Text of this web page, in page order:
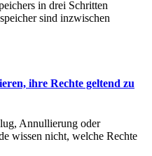
in drei Schritten
sind inzwischen
ihre Rechte geltend zu
Annullierung oder
wissen nicht, welche Rechte